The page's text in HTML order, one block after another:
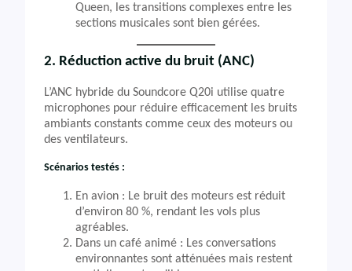
Queen, les transitions complexes entre les
sections musicales sont bien gérées.
2. Réduction active du bruit (ANC)
L’ANC hybride du Soundcore Q20i utilise quatre
microphones pour réduire efficacement les bruits
ambiants constants comme ceux des moteurs ou
des ventilateurs.
Scénarios testés :
En avion : Le bruit des moteurs est réduit
d’environ 80 %, rendant les vols plus
agréables.
Dans un café animé : Les conversations
environnantes sont atténuées mais restent